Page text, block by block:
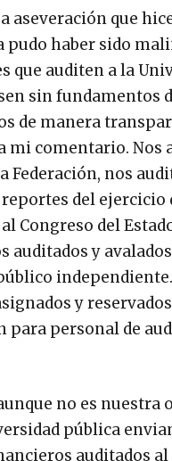
aseveración que
pudo haber sido
que auditen a la
sin fundamentos
de manera
mi comentario. Nos
Federación, nos
del ejercicio
Congreso del
auditados y
y
para personal de
no es nuestra
pública
auditados al